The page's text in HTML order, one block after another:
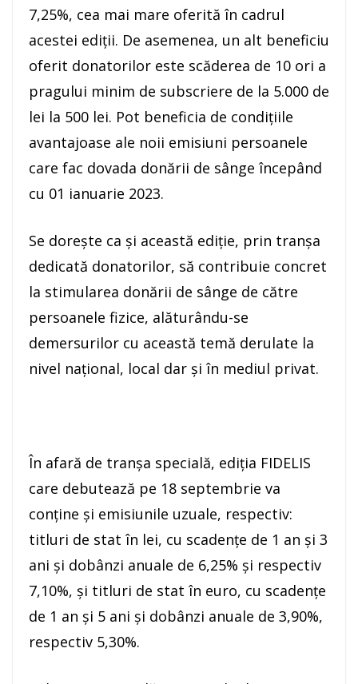
7,25%, cea mai mare oferită în cadrul
acestei ediţii. De asemenea, un alt beneficiu
oferit donatorilor este scăderea de 10 ori a
pragului minim de subscriere de la 5.000 de
lei la 500 lei. Pot beneficia de condiţiile
avantajoase ale noii emisiuni persoanele
care fac dovada donării de sânge începând
cu 01 ianuarie 2023.
Se doreşte ca şi această ediţie, prin tranşa
dedicată donatorilor, să contribuie concret
la stimularea donării de sânge de către
persoanele fizice, alăturându-se
demersurilor cu această temă derulate la
nivel naţional, local dar şi în mediul privat.
În afară de tranşa specială, ediţia FIDELIS
care debutează pe 18 septembrie va
conţine şi emisiunile uzuale, respectiv:
titluri de stat în lei, cu scadenţe de 1 an şi 3
ani şi dobânzi anuale de 6,25% şi respectiv
7,10%, şi titluri de stat în euro, cu scadenţe
de 1 an şi 5 ani şi dobânzi anuale de 3,90%,
respectiv 5,30%.